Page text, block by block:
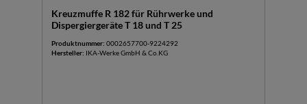
Kreuzmuffe R 182 für Rührwerke und
Dispergiergeräte T 18 und T 25
Produktnummer: 0002657700-9224292
Hersteller: IKA-Werke GmbH & Co.KG